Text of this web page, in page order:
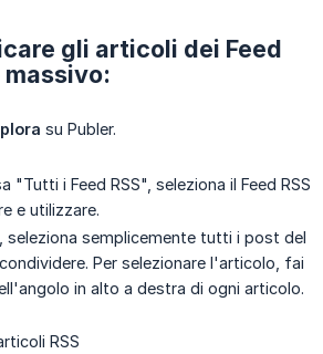
gli articoli dei Feed
massivo:
su Publer.
"Tutti i Feed RSS", seleziona il Feed RSS
e utilizzare.
seleziona semplicemente tutti i post del
Per selezionare l'articolo, fai
in alto a destra di ogni articolo.